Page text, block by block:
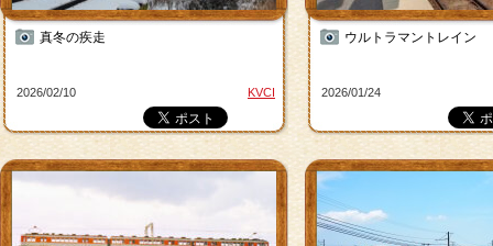
真冬の疾走
KVCI
2026/02/10
ウルトラマントレイン
2026/01/24